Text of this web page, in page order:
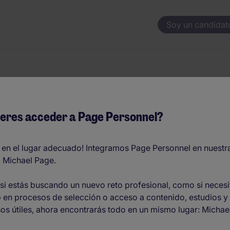
Soy un
y fiscal
por año
de Madrid
acceder a Page Personnel?
en el lugar adecuado! Integramos Page Personnel en
Michael Page.
estás buscando un nuevo reto profesional, como si
en procesos de selección o acceso a contenido, estudios y
útiles, ahora encontrarás todo en un mismo lugar: